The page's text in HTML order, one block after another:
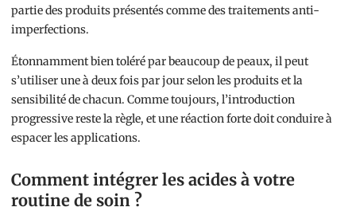
partie des produits présentés comme des traitements anti-
imperfections.
Étonnamment bien toléré par beaucoup de peaux, il peut
s’utiliser une à deux fois par jour selon les produits et la
sensibilité de chacun. Comme toujours, l’introduction
progressive reste la règle, et une réaction forte doit conduire à
espacer les applications.
Comment intégrer les acides à votre
routine de soin ?